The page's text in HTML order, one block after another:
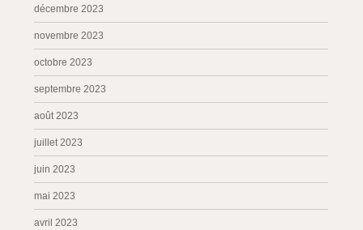
décembre 2023
novembre 2023
octobre 2023
septembre 2023
août 2023
juillet 2023
juin 2023
mai 2023
avril 2023